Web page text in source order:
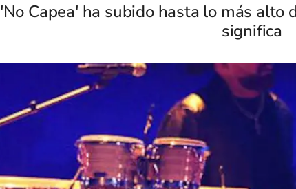
'No Capea' ha subido hasta lo más alto
significa